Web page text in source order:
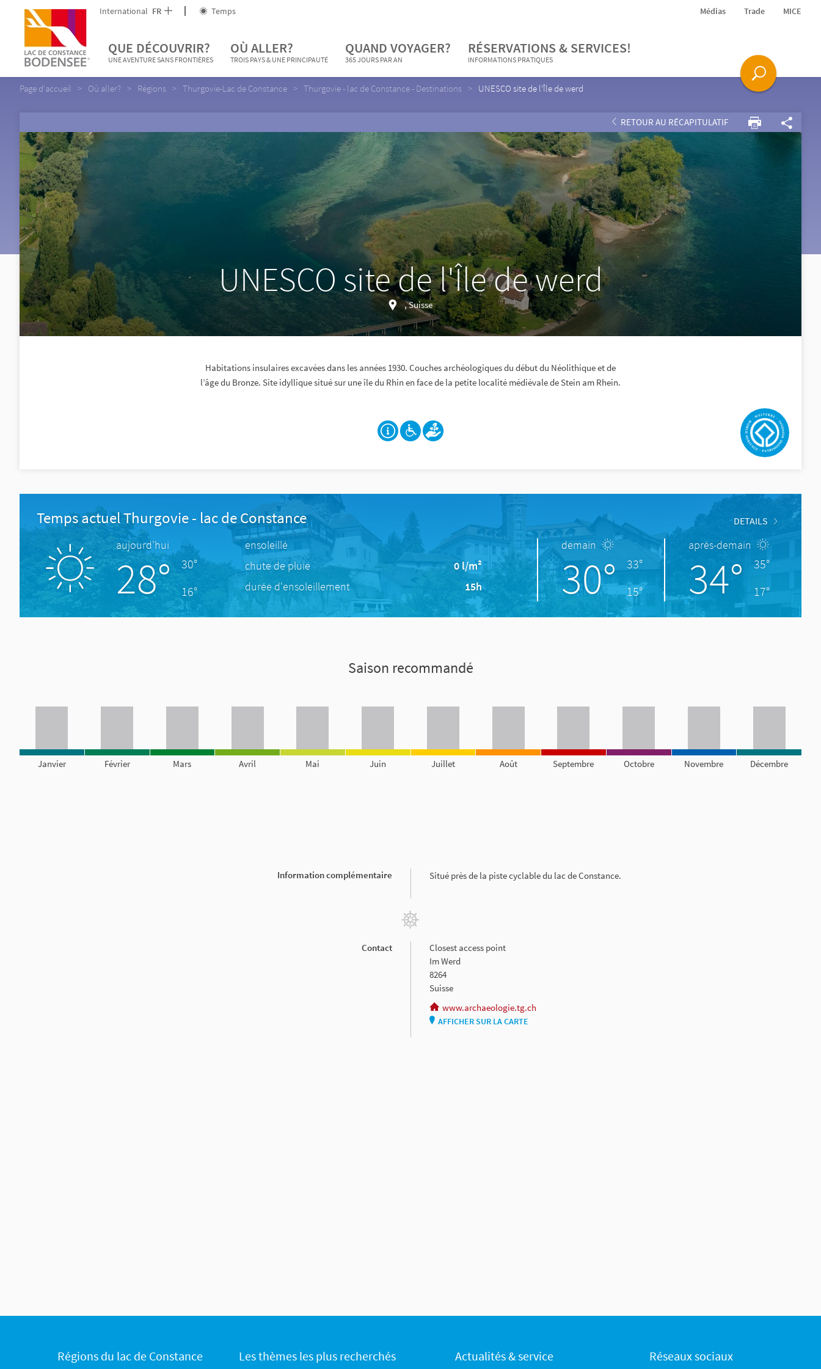
International FR Temps Médias Trade MICE
QUE DÉCOUVRIR?
UNE AVENTURE SANS FRONTIÈRES
OÙ ALLER?
TROIS PAYS & UNE PRINCIPAUTÉ
QUAND VOYAGER?
365 JOURS PAR AN
RÉSERVATIONS & SERVICES!
INFORMATIONS PRATIQUES
Page d'accueil Où aller? Régions Thurgovie-Lac de Constance Thurgovie - lac de Constance - Destinations UNESCO site de l'Île de werd
RETOUR AU RÉCAPITULATIF
UNESCO site de l'Île de werd
, Suisse
Habitations insulaires excavées dans les années 1930. Couches archéologiques du début du Néolithique et de
l’âge du Bronze. Site idyllique situé sur une île du Rhin en face de la petite localité médiévale de Stein am Rhein.
Temps actuel Thurgovie - lac de Constance DETAILS
aujourd'hui
28°
30°
16°
ensoleillé
chute de pluie
0 l/m²
durée d'ensoleillement
15h
demain
30°
33°
15°
après-demain
34°
35°
17°
Saison recommandé
Janvier Février Mars Avril Mai Juin Juillet Août Septembre Octobre Novembre Décembre
Information complémentaire Situé près de la piste cyclable du lac de Constance.
Contact
Closest access point
Im Werd
8264
Suisse
www.archaeologie.tg.ch
AFFICHER SUR LA CARTE
Régions du lac de Constance Les thèmes les plus recherchés Actualités & service Réseaux sociaux